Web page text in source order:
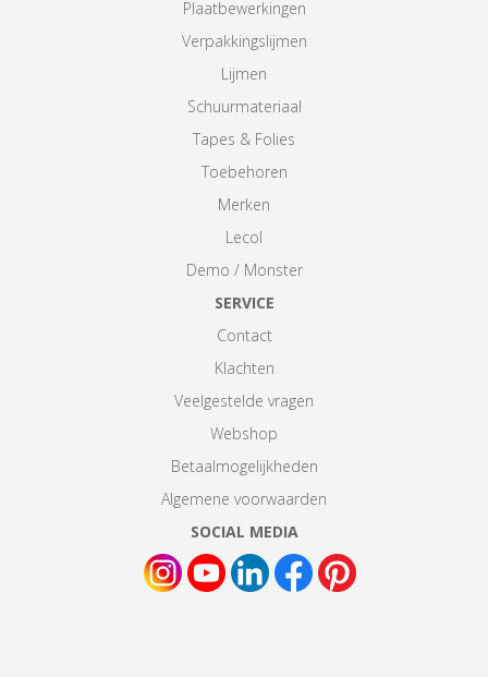
Plaatbewerkingen
Verpakkingslijmen
Lijmen
Schuurmateriaal
Tapes & Folies
Toebehoren
Merken
Lecol
Demo / Monster
SERVICE
Contact
Klachten
Veelgestelde vragen
Webshop
Betaalmogelijkheden
Algemene voorwaarden
SOCIAL MEDIA